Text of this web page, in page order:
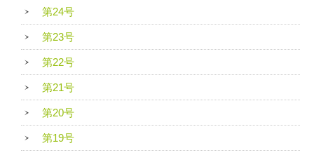
第24号
第23号
第22号
第21号
第20号
第19号